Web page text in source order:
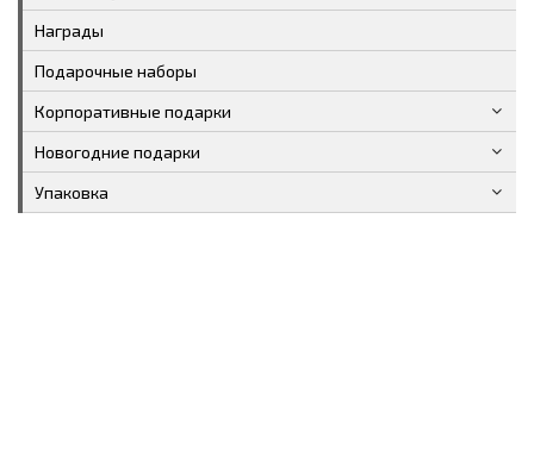
Награды
Подарочные наборы
Корпоративные подарки
Новогодние подарки
Упаковка